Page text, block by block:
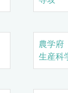
農学
生産科